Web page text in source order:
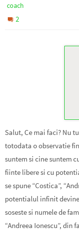
coach
2
Salut, Ce mai faci? Nu
totodata o observatie
suntem si cine suntem
fiinte libere si cu
se spune “Costica”,
potentialul infinit
soseste si numele de
“Andreea Ionescu”, din